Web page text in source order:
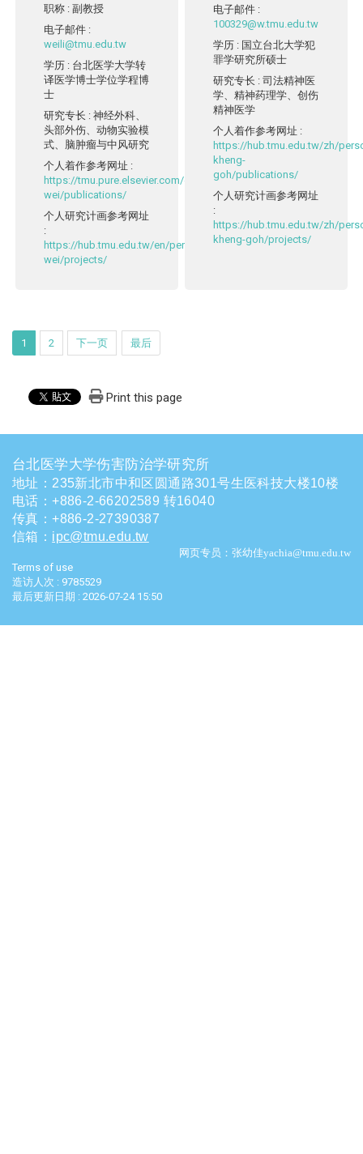
职称 : 副教授
电子邮件 :
weili@tmu.edu.tw
学历 : 台北医学大学转
译医学博士学位学程博
士
研究专长 : 神经外科、
头部外伤、动物实验模
式、脑肿瘤与中风研究
个人着作参考网址 :
https://tmu.pure.elsevier.com/en/persons/li-
wei/publications/
个人研究计画参考网址
:
https://hub.tmu.edu.tw/en/persons/li-
wei/projects/
电子邮件 :
100329@w.tmu.edu.tw
学历 : 国立台北大学犯
罪学研究所硕士
研究专长 : 司法精神医
学、精神药理学、创伤
精神医学
个人着作参考网址 :
https://hub.tmu.edu.tw/zh/
kheng-
goh/publications/
个人研究计画参考网址
:
https://hub.tmu.edu.tw/zh/
kheng-goh/projects/
1 2 下一页 最后
Print this page
台北医学大学伤害防治学研究所
地址：235新北市中和区圆通路301号生医科技大楼10楼
电话 ：+886-2-66202589 转16040
传真：+886-2-27390387
信箱 ： ipc@tmu.edu.tw
网页专员：张幼佳yachia@tmu.edu.tw
Terms of use
造访人次 : 9785529
最后更新日期 : 2026-07-24 15:50